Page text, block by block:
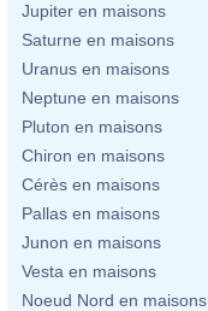
Jupiter en maisons
Saturne en maisons
Uranus en maisons
Neptune en maisons
Pluton en maisons
Chiron en maisons
Cérès en maisons
Pallas en maisons
Junon en maisons
Vesta en maisons
Noeud Nord en maisons